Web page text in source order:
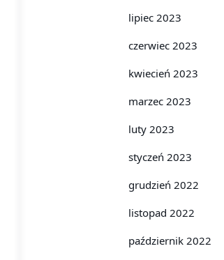
lipiec 2023
czerwiec 2023
kwiecień 2023
marzec 2023
luty 2023
styczeń 2023
grudzień 2022
listopad 2022
październik 2022